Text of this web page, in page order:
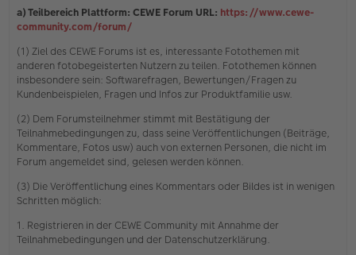
a) Teilbereich Plattform: CEWE Forum URL: https://www.cewe-
community.com/forum/
(1) Ziel des CEWE Forums ist es, interessante Fotothemen mit
anderen fotobegeisterten Nutzern zu teilen. Fotothemen können
insbesondere sein: Softwarefragen, Bewertungen/Fragen zu
Kundenbeispielen, Fragen und Infos zur Produktfamilie usw.
(2) Dem Forumsteilnehmer stimmt mit Bestätigung der
Teilnahmebedingungen zu, dass seine Veröffentlichungen (Beiträge,
Kommentare, Fotos usw) auch von externen Personen, die nicht im
Forum angemeldet sind, gelesen werden können.
(3) Die Veröffentlichung eines Kommentars oder Bildes ist in wenigen
Schritten möglich:
1. Registrieren in der CEWE Community mit Annahme der
Teilnahmebedingungen und der Datenschutzerklärung.